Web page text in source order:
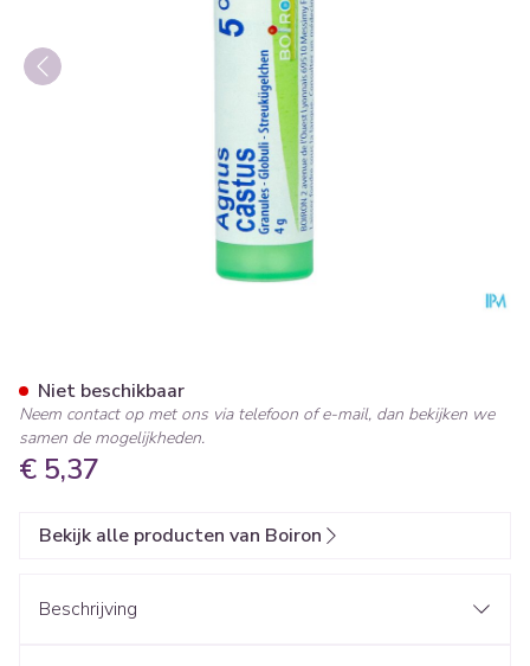
€ 5,37
Niet beschikbaar
Neem contact op met ons via telefoon of e-mail, dan bekijken we
samen de mogelijkheden.
Bekijk alle producten van Boiron
Beschrijving